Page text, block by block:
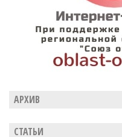
АРХИВ
СТАТЬИ